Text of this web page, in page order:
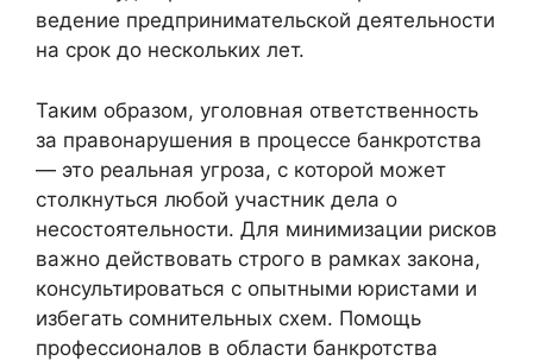
ведение предпринимательской деятельности
на срок до нескольких лет.
Таким образом, уголовная ответственность
за правонарушения в процессе банкротства
— это реальная угроза, с которой может
столкнуться любой участник дела о
несостоятельности. Для минимизации рисков
важно действовать строго в рамках закона,
консультироваться с опытными юристами и
избегать сомнительных схем. Помощь
профессионалов в области банкротства